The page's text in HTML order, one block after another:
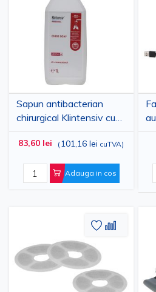
Sapun antibacterian
chirurgical Klintensiv cu
clorhexidina 4%, 1L
83,60 lei ( 101,16 lei cuTVA)
Adauga in cos
Adaugati
de
Dorinte
Adaugati